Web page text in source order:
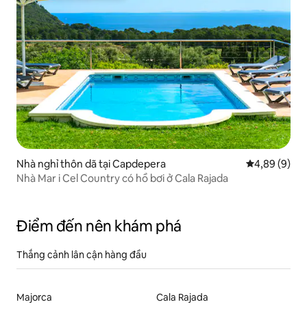
Nhà nghỉ thôn dã tại Capdepera Xếp hạng
4,89 (9)
Nhà Mar i Cel Country có hồ bơi ở Cala Rajada
Điểm đến nên khám phá
Thắng cảnh lân cận hàng đầu
Majorca Cala Rajada